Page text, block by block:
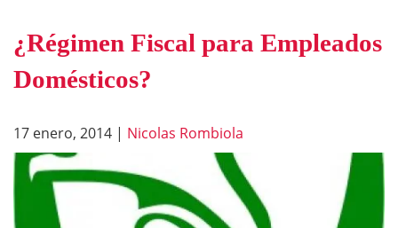
¿Régimen Fiscal para Empleados
Domésticos?
17 enero, 2014 | Nicolas Rombiola